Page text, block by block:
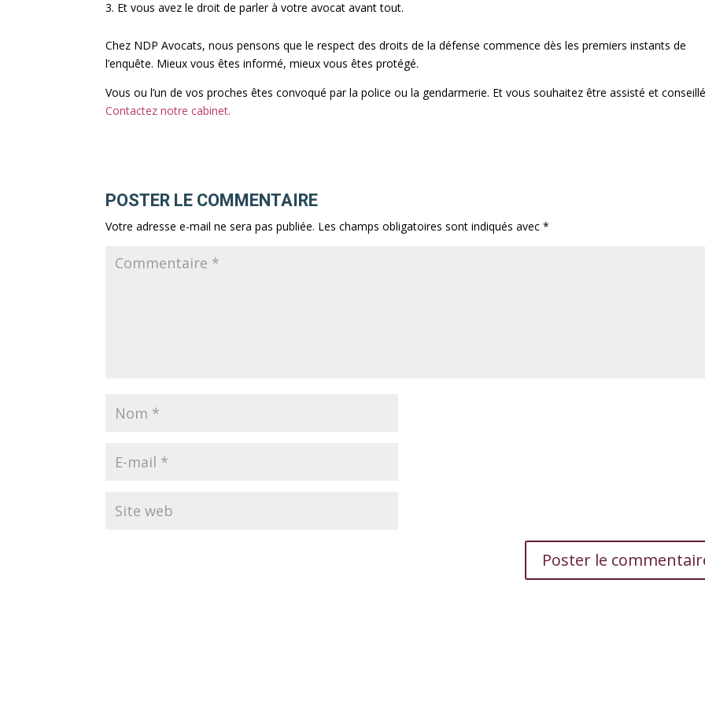
Et vous avez le droit de parler à votre avocat avant tout.
Chez NDP Avocats, nous pensons que le respect des droits de la défense commence dès les premiers instants de
l’enquête. Mieux vous êtes informé, mieux vous êtes protégé.
Vous ou l’un de vos proches êtes convoqué par la police ou la gendarmerie. Et vous souhaitez être assisté et
Contactez notre cabinet.
POSTER LE COMMENTAIRE
Votre adresse e-mail ne sera pas publiée. Les champs obligatoires sont indiqués avec*